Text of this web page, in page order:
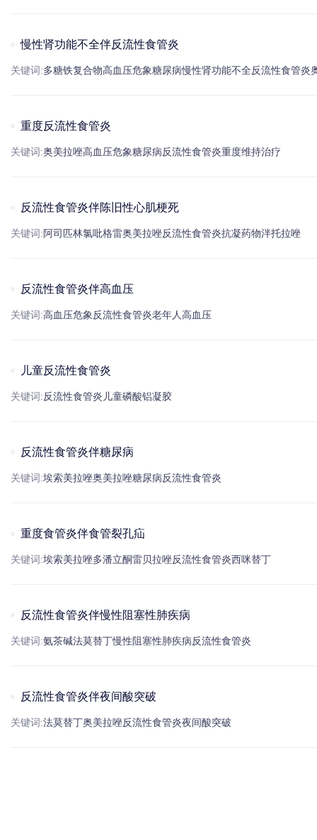
慢性肾功能不全伴反流性食管炎
关键词:多糖铁复合物高血压危象糖尿病慢性肾功能不全反流性食管炎
重度反流性食管炎
关键词:奥美拉唑高血压危象糖尿病反流性食管炎重度维持治疗
反流性食管炎伴陈旧性心肌梗死
关键词: 阿司匹林氯吡格雷奥美拉唑反流性食管炎抗凝药物泮托拉唑
反流性食管炎伴高血压
关键词:高血压危象反流性食管炎老年人 高血压
儿童反流性食管炎
关键词:反流性食管炎 儿童磷酸铝凝胶
反流性食管炎伴糖尿病
关键词:埃索美拉唑奥美拉唑糖尿病反流性食管炎
重度食管炎伴食管裂孔疝
关键词:埃索美拉唑多潘立酮雷贝拉唑反流性食管炎西咪替丁
反流性食管炎伴慢性阻塞性肺疾病
关键词:氨茶碱法莫替丁慢性阻塞性肺疾病反流性食管炎
反流性食管炎伴夜间酸突破
关键词:法莫替丁奥美拉唑反流性食管炎夜间酸突破